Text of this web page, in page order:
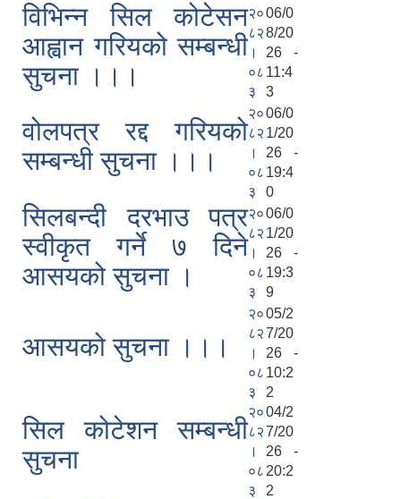
विभिन्न सिल कोटेसन
आह्वान गरियको सम्बन्धी
सुचना ।।।
२०
८२
।
०८
३
06/0
8/20
26 -
11:4
3
वोलपत्र रद्द गरियको
सम्बन्धी सुचना ।।।
२०
८२
।
०८
३
06/0
1/20
26 -
19:4
0
सिलबन्दी दरभाउ पत्र
स्वीकृत गर्ने ७ दिने
आसयको सुचना ।
२०
८२
।
०८
३
06/0
1/20
26 -
19:3
9
आसयको सुचना ।।।
२०
८२
।
०८
३
05/2
7/20
26 -
10:2
2
सिल कोटेशन सम्बन्धी
सुचना
२०
८२
।
०८
३
04/2
7/20
26 -
20:2
2